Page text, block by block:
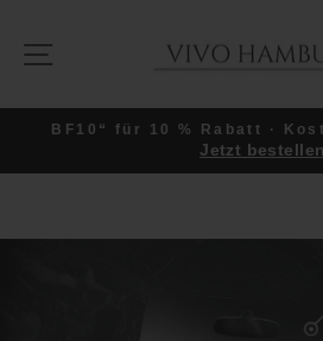
zum
Inhalt
SEITENNAVIGATION
Pause
BF10“ für 10 % Rabatt ·
Jetzt